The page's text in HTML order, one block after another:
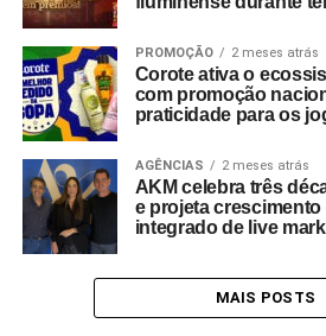
PROMOÇÃO 2 meses atrás
Corote ativa o
com promoção
praticidade para os
AGÊNCIAS 2 meses atrás
AKM celebra três
e projeta
integrado de live
MAIS POSTS